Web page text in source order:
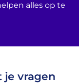
alles op te
je vragen